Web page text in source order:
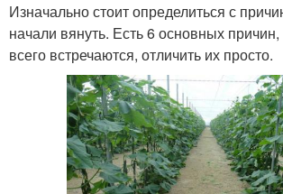
Изначально стоит определиться с
начали вянуть. Есть 6 основных
всего встречаются, отличить их просто.